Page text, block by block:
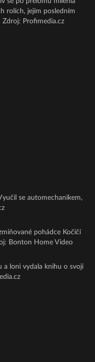
rolích, jejím posledním
Zdroj: Profimedia.cz
se automechanikem,
pohádce Kočičí
Bonton Home Video
a loni vydala knihu o svojí